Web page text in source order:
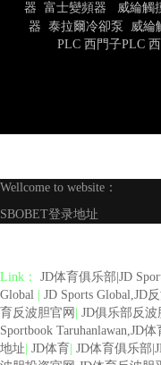
器 富士變頻器 威綸觸
器 泰拉爾冷卻泵 威綸
PLC 西門子PLC
Wellcome to website：
SBOBET登录地址
Link： JD体育俱乐部|JD
Global
JD Sports Global,JD
育反波胆官网
JD俱乐部反
Sportbook Taruhanlawan,JD
地址 JD体育 JD体育俱乐部